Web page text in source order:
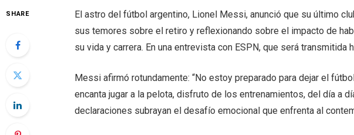
SHARE
El astro del fútbol argentino, Lionel Messi, anunció que su último
sus temores sobre el retiro y reflexionando sobre el impacto de
su vida y carrera. En una entrevista con ESPN, que será transmitida
Messi afirmó rotundamente: “No estoy preparado para dejar el
encanta jugar a la pelota, disfruto de los entrenamientos, del día a
declaraciones subrayan el desafío emocional que enfrenta al